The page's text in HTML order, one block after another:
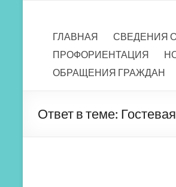
МБОУ СШ 4
ГЛАВНАЯ
СВЕДЕНИЯ
ПРОФОРИЕНТАЦИЯ
ОБРАЩЕНИЯ ГРАЖДАН
Ответ в теме: